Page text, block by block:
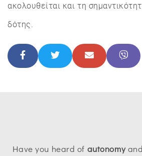
ακολουθείται και τη
δότης.
Have you heard of autonomyand